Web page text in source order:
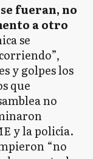
fueran, no
a otro
se
y golpes los
que
no
y la policía.
“no